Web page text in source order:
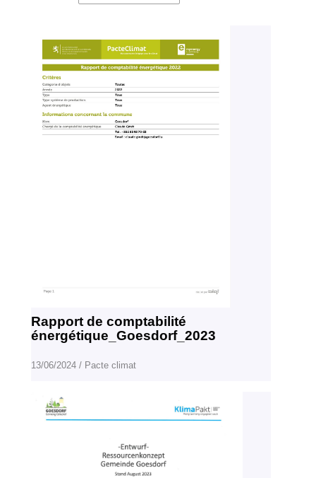
Rapport de comptabilité
énergétique_Goesdorf_2023
13/06/2024/ Pacte climat